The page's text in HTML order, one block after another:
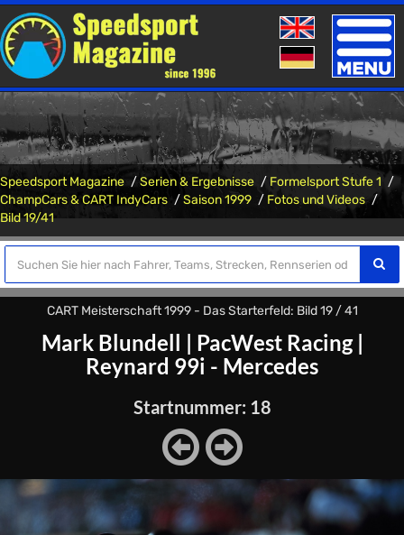
Toggle
Speedsport Magazine Serien & Ergebnisse
Formelsport Stufe 1
ChampCars & CART IndyCars
Saison 1999
Fotos und Videos
Bild 19/41
CART Meisterschaft 1999 - Das Starterfeld: Bild 19 / 41
Mark Blundell | PacWest Racing|
Reynard 99i - Mercedes
Startnummer: 18